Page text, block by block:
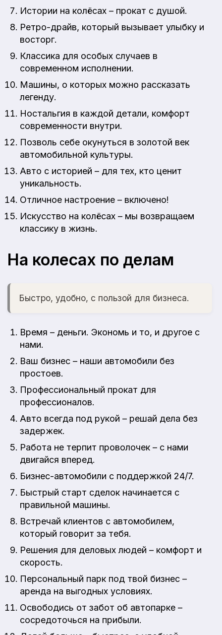
Истории на колёсах – прокат с душой.
Ретро-драйв, который вызывает улыбку и
восторг.
Классика для особых случаев в
современном исполнении.
Машины, о которых можно рассказать
легенду.
Ностальгия в каждой детали, комфорт
современности внутри.
Позволь себе окунуться в золотой век
автомобильной культуры.
Авто с историей – для тех, кто ценит
уникальность.
Отличное настроение – включено!
Искусство на колёсах – мы возвращаем
классику в жизнь.
На колесах по делам
Быстро, удобно, с пользой для бизнеса.
Время – деньги. Экономь и то, и другое с
нами.
Ваш бизнес – наши автомобили без
простоев.
Профессиональный прокат для
профессионалов.
Авто всегда под рукой – решай дела без
задержек.
Работа не терпит проволочек – с нами
двигайся вперед.
Бизнес-автомобили с поддержкой 24/7.
Быстрый старт сделок начинается с
правильной машины.
Встречай клиентов с автомобилем,
который говорит за тебя.
Решения для деловых людей – комфорт и
скорость.
Персональный парк под твой бизнес –
аренда на выгодных условиях.
Освободись от забот об автопарке –
сосредоточься на прибыли.